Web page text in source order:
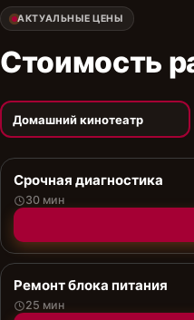
АКТУАЛЬНЫЕ ЦЕНЫ
Стоимость
Домашний кинотеатр
Срочная диагностика
30 мин
Ремонт блока питания
25 мин